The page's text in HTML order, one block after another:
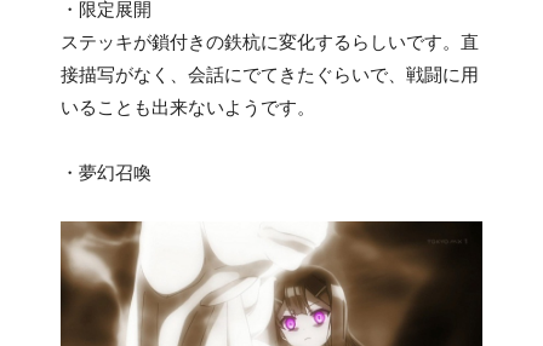
・限定展開
ステッキが鎖付きの鉄杭に変化するらしいです。直
接描写がなく、会話にでてきたぐらいで、戦闘に用
いることも出来ないようです。
・夢幻召喚